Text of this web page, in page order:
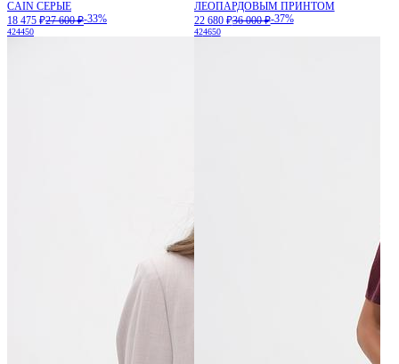
CAIN СЕРЫЕ
18 475 ₽27 600 ₽-33%
424450
ЛЕОПАРДОВЫМ ПРИНТОМ
22 680 ₽36 000 ₽-37%
424650